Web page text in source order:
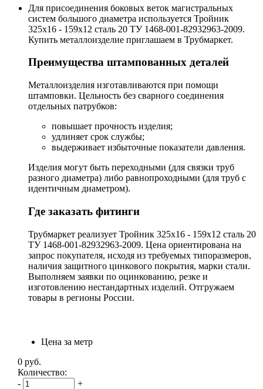
Для присоединения боковых веток магистральных
систем большого диаметра используется Тройник
325х16 - 159х12 сталь 20 ТУ 1468-001-82932963-2009.
Купить металлоизделие приглашаем в Трубмаркет.
Преимущества штампованных деталей
Металлоизделия изготавливаются при помощи
штамповки. Цельность без сварного соединения
отдельных патрубков:
повышает прочность изделия;
удлиняет срок службы;
выдерживает избыточные показатели давления.
Изделия могут быть переходными (для связки труб
разного диаметра) либо равнопроходными (для труб с
идентичным диаметром).
Где заказать фитинги
Трубмаркет реализует Тройник 325х16 - 159х12 сталь 20
ТУ 1468-001-82932963-2009. Цена ориентирована на
запрос покупателя, исходя из требуемых типоразмеров,
наличия защитного цинкового покрытия, марки стали.
Выполняем заявки по оцинкованию, резке и
изготовлению нестандартных изделий. Отгружаем
товары в регионы России.
Цена за метр
0 руб.
Количество:
-
+